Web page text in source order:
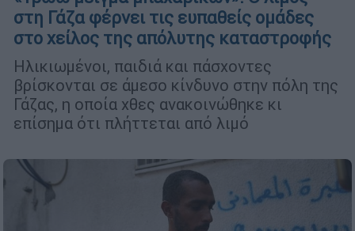
στη Γάζα φέρνει τις ευπαθείς ομάδες
στο χείλος της απόλυτης καταστροφής
Ηλικιωμένοι, παιδιά και πάσχοντες
βρίσκονται σε άμεσο κίνδυνο στην πόλη της
Γάζας, η οποία χθες ανακοινώθηκε κι
επίσημα ότι πλήττεται από λιμό